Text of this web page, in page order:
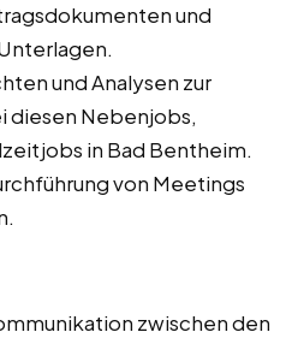
und
und Analysen zur
diesen Nebenjobs,
in Bad Bentheim.
von Meetings
zwischen den